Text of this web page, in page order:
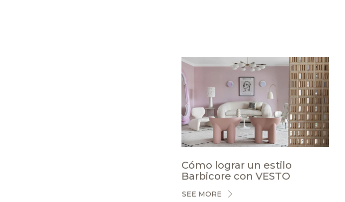
Cómo lograr un estilo
Barbicore con VESTO
SEE MORE